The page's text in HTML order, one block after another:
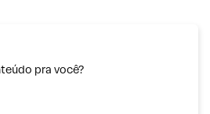
pra você?